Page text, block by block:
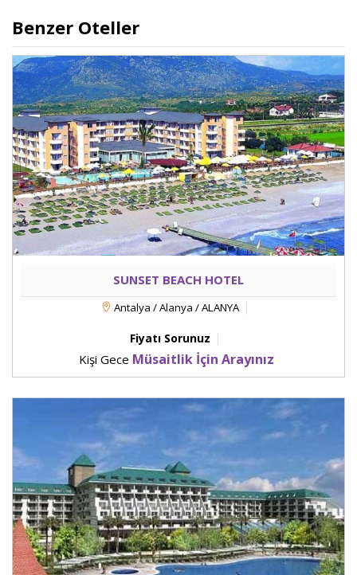
Benzer Oteller
SUNSET BEACH HOTEL
Antalya / Alanya / ALANYA
Fiyatı Sorunuz
Kişi Gece Müsaitlik İçin Arayınız